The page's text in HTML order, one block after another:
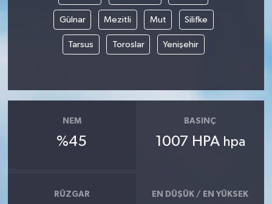
Gülnar Mezitli Mut Silifke
Tarsus Toroslar Yenişehir
NEM
%45
BASINÇ
1007 HPA hpa
RÜZGAR EN DÜŞÜK / EN YÜKSEK